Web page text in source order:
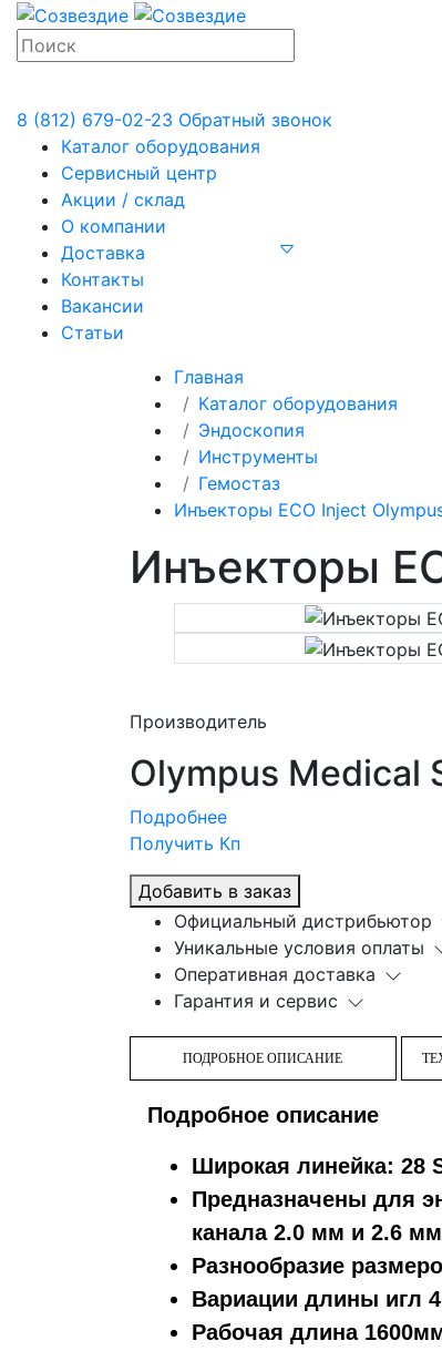
8 (812) 679-02-23 Обратный звонок
Каталог оборудования
Сервисный центр
Акции / склад
О компании
Доставка
Контакты
Вакансии
Статьи
Главная
Каталог оборудования
Эндоскопия
Инструменты
Гемостаз
Инъекторы ECO Inject
Инъекторы
Производитель
Olympus Medical
Подробнее
Получить Кп
Добавить в заказ
Официальный дистрибьютор
Уникальные условия оплаты
Оперативная доставка
Гарантия и сервис
ПОДРОБНОЕ ОПИСАНИЕ
Подробное описание
Широкая линейка: 28
Предназначены для
канала 2.0 мм и 2.6 мм
Разнообразие
Вариации длины игл
Рабочая длина